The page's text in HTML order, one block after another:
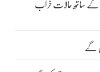
کے ساتھ حالات خراب
گے